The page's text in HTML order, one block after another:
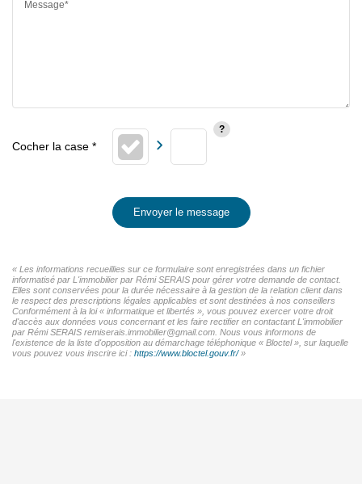
Message*
Envoyer le message
« Les informations recueillies sur ce formulaire sont enregistrées dans un fichier
informatisé par L'immobilier par Rémi SERAIS pour gérer votre demande de contact.
Elles sont conservées pour la durée nécessaire à la gestion de la relation client dans
le respect des prescriptions légales applicables et sont destinées à nos conseillers
Conformément à la loi « informatique et libertés », vous pouvez exercer votre droit
d'accès aux données vous concernant et les faire rectifier en contactant L'immobilier
par Rémi SERAIS remiserais.immobilier@gmail.com. Nous vous informons de
l'existence de la liste d'opposition au démarchage téléphonique « Bloctel », sur laquelle
vous pouvez vous inscrire ici : https://www.bloctel.gouv.fr/»